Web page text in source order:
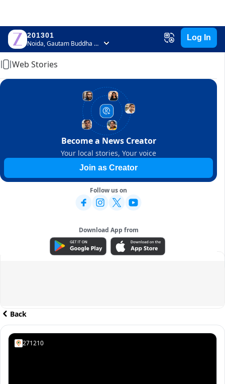
201301
Noida, Gautam Buddha Nagar, Uttar Pradesh
Log In
Home
Web Stories
Become a News Creator
Your local stories, Your voice
Join as Creator
Follow us on
Download App from
ADVERTISEMENT
Back
271210